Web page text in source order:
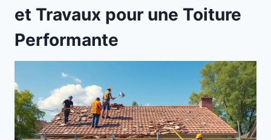
et Travaux pour une Toiture
Performante